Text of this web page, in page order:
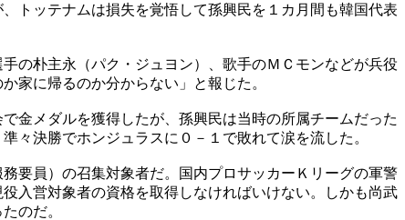
トッテナムは損失を覚悟して孫興民を１カ月間も韓国代表
の朴主永（パク・ジュヨン）、歌手のＭＣモンなどが兵役
家に帰るのか分からない」と報じた。
金メダルを獲得したが、孫興民は当時の所属チームだった
々決勝でホンジュラスに０－１で敗れて涙を流した。
要員）の召集対象者だ。国内プロサッカーＫリーグの軍警
入営対象者の資格を取得しなければいけない。しかも尚武
のだ。